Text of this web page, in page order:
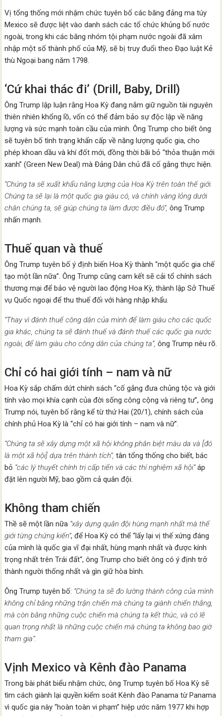
Vị tổng thống mới nhậm chức tuyên bố các băng đảng ma túy
Mexico sẽ được liệt vào danh sách các tổ chức khủng bố nước
ngoài, trong khi các băng nhóm tội phạm nước ngoài đã xâm
nhập một số thành phố của Mỹ, sẽ bị truy đuổi theo Đạo luật Kẻ
thù Ngoại bang năm 1798.
‘Cứ khai thác đi’ (Drill, Baby, Drill)
Ông Trump lập luận rằng Hoa Kỳ đang nắm giữ nguồn tài nguyên
thiên nhiên khổng lồ, vốn có thể đảm bảo sự độc lập về năng
lượng và sức mạnh toàn cầu của mình. Ông Trump cho biết ông
sẽ tuyên bố tình trạng khẩn cấp về năng lượng quốc gia, cho
phép khoan dầu và khí đốt mới, đồng thời bãi bỏ “thỏa thuận mới
xanh” (Green New Deal) mà Đảng Dân chủ đã cố gắng thực hiện.
“Chúng ta sẽ xuất khẩu năng lượng của Hoa Kỳ trên toàn thế giới.
Chúng ta sẽ lại là một quốc gia giàu có, và chính vàng lỏng dưới
chân chúng ta, sẽ giúp chúng ta làm được điều đó”, ông Trump
nhấn mạnh.
Thuế quan và thuế
Ông Trump tuyên bố ý định biến Hoa Kỳ thành “một quốc gia chế
tạo một lần nữa”. Ông Trump cũng cam kết sẽ cải tổ chính sách
thương mại để bảo vệ người lao động Hoa Kỳ, thành lập Sở Thuế
vụ Quốc ngoại để thu thuế đối với hàng nhập khẩu.
“Thay vì đánh thuế công dân của mình để làm giàu cho các quốc
gia khác, chúng ta sẽ đánh thuế và đánh thuế các quốc gia nước
ngoài, để làm giàu cho công dân của chúng ta”, ông Trump nêu rõ.
Chỉ có hai giới tính – nam và nữ
Hoa Kỳ sắp chấm dứt chính sách “cố gắng đưa chủng tộc và giới
tính vào mọi khía cạnh của đời sống công cộng và riêng tư”, ông
Trump nói, tuyên bố rằng kể từ thứ Hai (20/1), chính sách của
chính phủ Hoa Kỳ là “chỉ có hai giới tính – nam và nữ”.
“Chúng ta sẽ xây dựng một xã hội không phân biệt màu da và [đó
là một xã hội] dựa trên thành tích”,tân tổng thống cho biết, bác
bỏ “các lý thuyết chính trị cấp tiến và các thí nghiệm xã hội”áp
đặt lên người Mỹ, bao gồm cả quân đội.
Không tham chiến
Thề sẽ một lần nữa “xây dựng quân đội hùng mạnh nhất mà thế
giới từng chứng kiến”, để Hoa Kỳ có thể “lấy lại vị thế xứng đáng
của mình là quốc gia vĩ đại nhất, hùng mạnh nhất và được kính
trọng nhất trên Trái đất“, ông Trump cho biết ông có ý định trở
thành người thống nhất và gìn giữ hòa bình.
Ông Trump tuyên bố: “Chúng ta sẽ đo lường thành công của mình
không chỉ bằng những trận chiến mà chúng ta giành chiến thắng,
mà còn bằng những cuộc chiến mà chúng ta kết thúc, và có lẽ
quan trọng nhất là những cuộc chiến mà chúng ta không bao giờ
tham gia”.
Vịnh Mexico và Kênh đào Panama
Trong bài phát biểu nhậm chức, ông Trump tuyên bố Hoa Kỳ sẽ
tìm cách giành lại quyền kiểm soát Kênh đào Panama từ Panama
vì quốc gia này “hoàn toàn vi phạm” hiệp ước năm 1977 khi hợp